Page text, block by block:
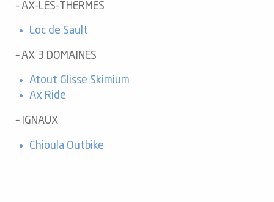
– AX-LES-THERMES
Loc de Sault
– AX 3 DOMAINES
Atout Glisse Skimium
Ax Ride
– IGNAUX
Chioula Outbike